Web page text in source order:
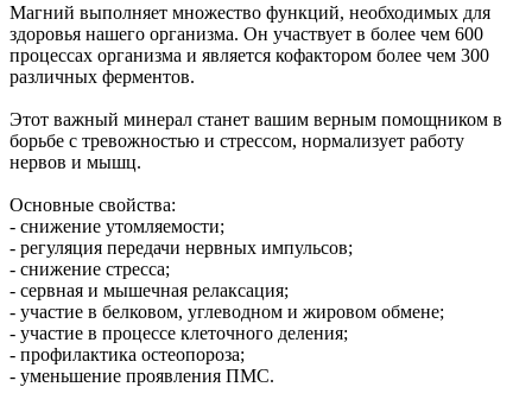
Магний выполняет множество функций, необходимых для
здоровья нашего организма. Он участвует в более чем 600
процессах организма и является кофактором более чем 300
различных ферментов.
Этот важный минерал станет вашим верным помощником в
борьбе с тревожностью и стрессом, нормализует работу
нервов и мышц.
Основные свойства:
- снижение утомляемости;
- регуляция передачи нервных импульсов;
- снижение стресса;
- сервная и мышечная релаксация;
- участие в белковом, углеводном и жировом обмене;
- участие в процессе клеточного деления;
- профилактика остеопороза;
- уменьшение проявления ПМС.